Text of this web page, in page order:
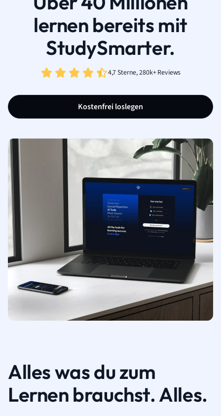
lernen bereits mit
StudySmarter.
4,7 Sterne, 280k+ Reviews
Kostenfrei loslegen
Alles was du zum
Lernen brauchst. Alles.